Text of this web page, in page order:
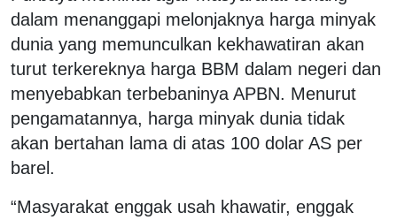
dalam menanggapi melonjaknya harga minyak
dunia yang memunculkan kekhawatiran akan
turut terkereknya harga BBM dalam negeri dan
menyebabkan terbebaninya APBN. Menurut
pengamatannya, harga minyak dunia tidak
akan bertahan lama di atas 100 dolar AS per
barel.
“Masyarakat enggak usah khawatir, enggak